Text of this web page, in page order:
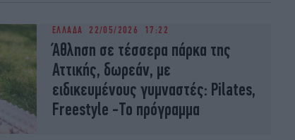
OCEAN MEDIA
ΕΛΛΑΔΑ 22/05/2026 17:22
Άθληση σε τέσσερα πάρκα της
Αττικής, δωρεάν, με
ειδικευμένους γυμναστές: Pilates,
Freestyle -Το πρόγραμμα